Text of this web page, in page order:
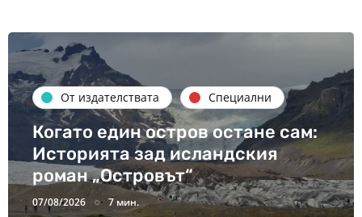
От издателствата Специални
Когато един остров остане сам:
Историята зад исландския
роман „Островът“
07/08/2026 7 мин.